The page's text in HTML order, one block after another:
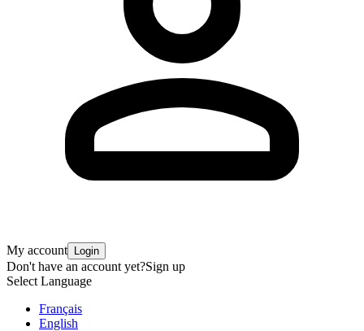
My account Login
Don't have an account yet?Sign up
Select Language
Français
English